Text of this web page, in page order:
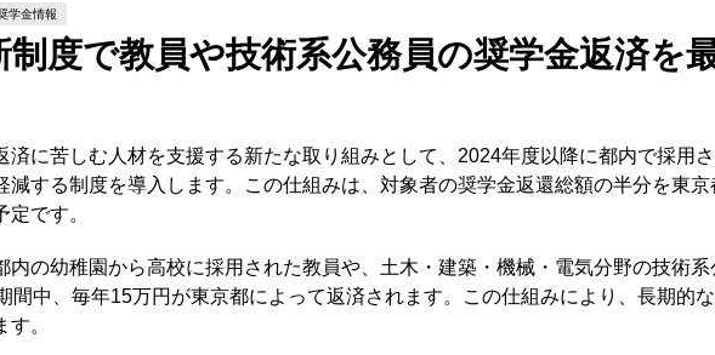
学金情報
制度で教員や技術系公務員の奨学金返済を
済に苦しむ人材を支援する新たな取り組みとして、2024年度以降に都内で採用
減する制度を導入します。この仕組みは、対象者の奨学金返還総額の半分を東
です。
内の幼稚園から高校に採用された教員や、土木・建築・機械・電気分野の技術
間中、毎年15万円が東京都によって返済されます。この仕組みにより、長期的
。